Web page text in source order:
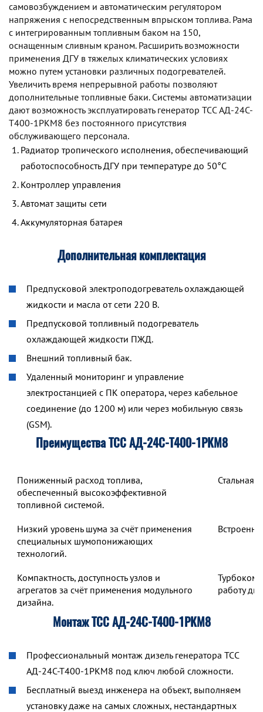
самовозбуждением и автоматическим регулятором
напряжения с непосредственным впрыском топлива. Рама
с интегрированным топливным баком на 150,
оснащенным сливным краном. Расширить возможности
применения ДГУ в тяжелых климатических условиях
можно путем установки различных подогревателей.
Увеличить время непрерывной работы позволяют
дополнительные топливные баки. Системы автоматизации
дают возможность эксплуатировать генератор TCC АД-24С-
Т400-1РКМ8 без постоянного присутствия
обслуживающего персонала.
Радиатор тропического исполнения, обеспечивающий
работоспособность ДГУ при температуре до 50°С
Контроллер управления
Автомат защиты сети
Аккумуляторная батарея
Дополнительная комплектация
Предпусковой электроподогреватель охлаждающей
жидкости и масла от сети 220 В.
Предпусковой топливный подогреватель
охлаждающей жидкости ПЖД.
Внешний топливный бак.
Удаленный мониторинг и управление
электростанцией с ПК оператора, через кабельное
соединение (до 1200 м) или через мобильную связь
(GSM).
Преимущества ТСС АД-24С-Т400-1РКМ8
Пониженный расход топлива,
обеспеченный высокоэффективной
топливной системой.
Стальная
Низкий уровень шума за счёт применения
специальных шумопонижающих
технологий.
Компактность, доступность узлов и
агрегатов за счёт применения модульного
дизайна.
работу
Монтаж ТСС АД-24С-Т400-1РКМ8
Профессиональный монтаж дизель генератора ТСС
АД-24С-Т400-1РКМ8 под ключ любой сложности.
Бесплатный выезд инженера на объект, выполняем
установку даже на самых сложных, нестандартных